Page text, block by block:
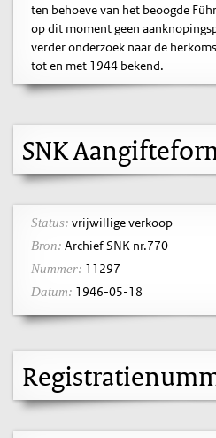
ten behoeve van het beoogde
op dit moment geen
verder onderzoek naar de
tot en met 1944 bekend.
SNK
Status: vrijwillige verkoop
Bron: Archief SNK nr.770
Nummer: 11297
Datum: 1946-05-18